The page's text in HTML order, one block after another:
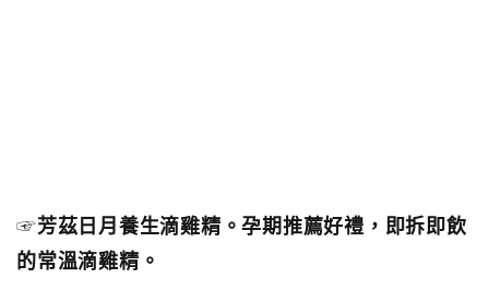
☞芳茲日月養生滴雞精。孕期推薦好禮，即拆即飲
的常溫滴雞精。